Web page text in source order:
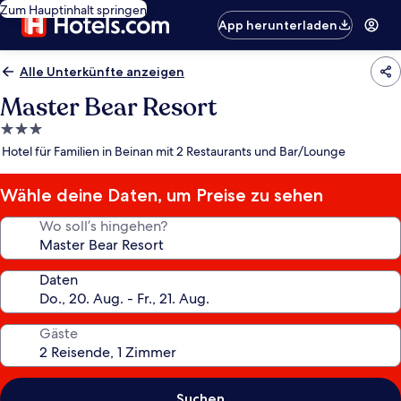
Zum Hauptinhalt springen
App herunterladen
Alle Unterkünfte anzeigen
Master Bear Resort
3.0-
Sterne-
Hotel für Familien in Beinan mit 2 Restaurants und Bar/Lounge
Wähle deine Daten, um Preise zu sehen
Wo soll’s hingehen?
Daten
Gäste